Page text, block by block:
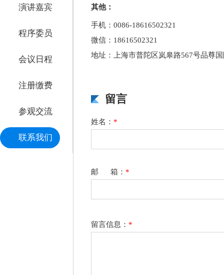
演讲嘉宾
程序委员
会议日程
注册缴费
参观交流
联系我们
其他：
手机：0086-18616502321
微信：18616502321
地址：上海市普陀区岚皋路567号品尊
留言
姓名： *
邮 箱： *
留言信息： *